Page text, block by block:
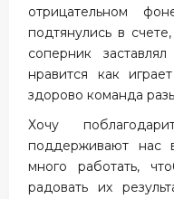
отрицательном
подтянулись в
соперник
нравится как
здорово команда
Хочу
поддерживают
много работать,
радовать их